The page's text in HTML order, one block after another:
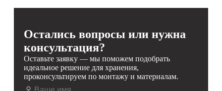
Остались вопросы или нужна
консультация?
Оставьте заявку — мы поможем подобрать
идеальное решение для хранения,
проконсультируем по монтажу и материалам.